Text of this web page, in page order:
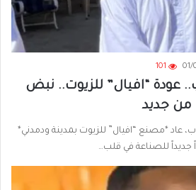
01/
101
عودة “افيال” للزيوت.. نبض
من جديد
عاد *مصنع “افيال” للزيوت بمدينة ودمدني*
جديداً للصناعة في قلب…